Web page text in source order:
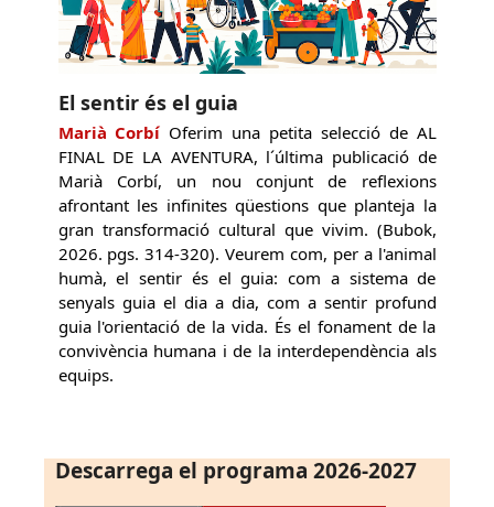
El sentir és el guia
Marià Corbí Oferim una petita selecció de AL
FINAL DE LA AVENTURA, l´última publicació de
Marià Corbí, un nou conjunt de reflexions
afrontant les infinites qüestions que planteja la
gran transformació cultural que vivim. (Bubok,
2026. pgs. 314-320). Veurem com, per a l'animal
humà, el sentir és el guia: com a sistema de
senyals guia el dia a dia, com a sentir profund
guia l'orientació de la vida. És el fonament de la
convivència humana i de la interdependència als
equips.
Descarrega el programa 2026-2027